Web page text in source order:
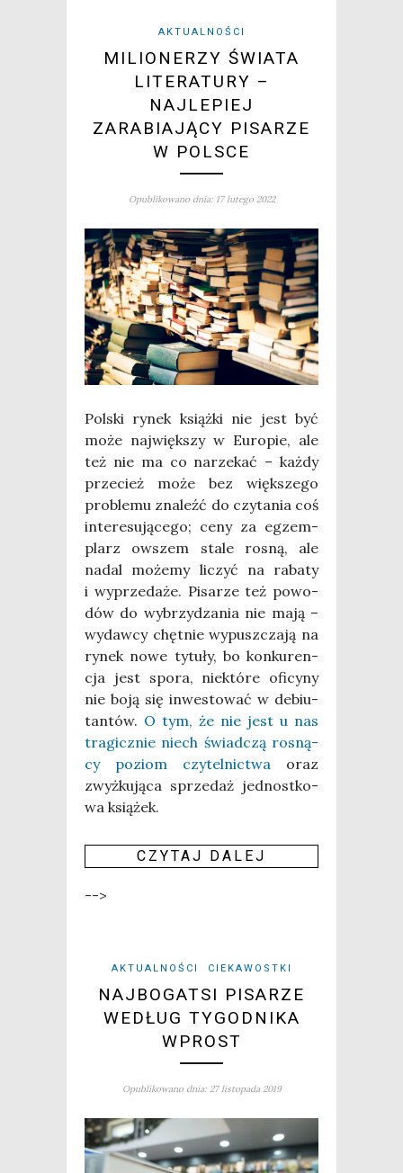
AKTUALNOŚCI
MILIONERZY ŚWIATA
LITERATURY –
NAJLEPIEJ
ZARABIAJĄCY PISARZE
W POLSCE
Opublikowano dnia: 17 lutego 2022
Pol­ski rynek książ­ki nie jest być
może naj­więk­szy w Euro­pie, ale
też nie ma co narze­kać – każ­dy
prze­cież może bez więk­sze­go
pro­ble­mu zna­leźć do czy­ta­nia coś
inte­re­su­ją­ce­go; ceny za egzem­
plarz owszem sta­le rosną, ale
nadal może­my liczyć na raba­ty
i wyprze­da­że. Pisa­rze też powo­
dów do wybrzy­dza­nia nie mają –
wydaw­cy chęt­nie wypusz­cza­ją na
rynek nowe tytu­ły, bo kon­ku­ren­
cja jest spo­ra, nie­któ­re ofi­cy­ny
nie boją się inwe­sto­wać w debiu­
tan­tów. O tym, że nie jest u nas
tra­gicz­nie niech świad­czą rosną­
cy poziom czy­tel­nic­twa oraz
zwyż­ku­ją­ca sprze­daż jed­nost­ko­
wa ksią­żek.
CZY­TAJ DALEJ
-->
AKTUALNOŚCI CIEKAWOSTKI
NAJBOGATSI PISARZE
WEDŁUG TYGODNIKA
WPROST
Opublikowano dnia: 27 listopada 2019